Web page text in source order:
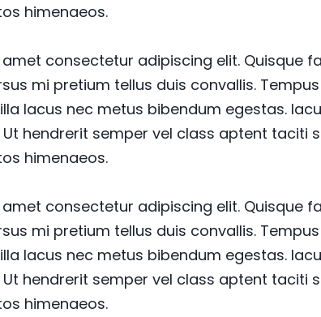
himenaeos.
consectetur adipiscing elit. Quisque
mi pretium tellus duis convallis.
lacus nec metus bibendum egestas.
hendrerit semper vel class aptent taciti
himenaeos.
consectetur adipiscing elit. Quisque
mi pretium tellus duis convallis.
lacus nec metus bibendum egestas.
hendrerit semper vel class aptent taciti
himenaeos.